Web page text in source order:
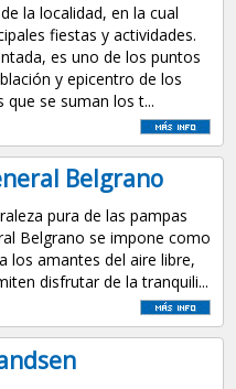
la localidad, en la cual
fiestas y actividades.
es uno de los puntos
y epicentro de los
se suman los t...
Belgrano
pura de las pampas
Belgrano se impone como
los amantes del aire libre,
disfrutar de la tranquili...